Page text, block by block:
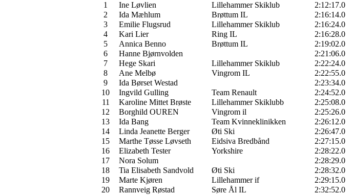
1 Ine Løvlien Lillehammer Skiklub
2:12:17.0
2
Ida Mæhlum Brøttum IL
2:16:14.0
3
Emilie Flugsrud Lillehammer Skiklub
2:16:24.0
4
Kari Lier Ring IL
2:16:28.0
5
Annica Benno Brøttum IL
2:19:02.0
6
Hanne Bjørnvolden
2:21:06.0
7
Hege Skari Lillehammer Skiklub
2:22:24.0
8
Ane Melbø Vingrom IL
2:22:55.0
9
Ida Børset Westad
2:23:34.0
10
Ingvild Gulling Team Renault
2:24:52.0
11
Karoline Mittet Brøste Lillehammer Skiklubb
2:25:08.0
12
Borghild OUREN Vingrom il
2:25:26.0
13
Ida Bang Team Kvinneklinikken
2:26:12.0
14
Linda Jeanette Berger Øti Ski
2:26:47.0
15
Marthe Tøsse Løvseth Eidsiva Bredbånd
2:27:15.0
16
Elizabeth Tester Yorkshire
2:28:22.0
17
Nora Solum
2:28:29.0
18
Tia Elisabeth Sandvold Øti Ski
2:28:32.0
19
Marte Kjøren Lillehammer if
2:29:15.0
20
Rannveig Røstad Søre Ål IL 2:32:52.0